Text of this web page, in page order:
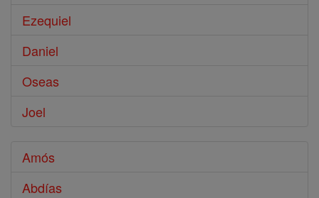
Ezequiel
Daniel
Oseas
Joel
Amós
Abdías